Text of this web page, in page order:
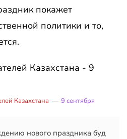
покажет
политики и то,
Казахстана — 9 сентября
нового праздника буд